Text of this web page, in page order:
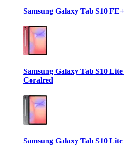
Samsung Galaxy Tab S10
Samsung Galaxy Tab S10
Coralred
Samsung Galaxy Tab S10